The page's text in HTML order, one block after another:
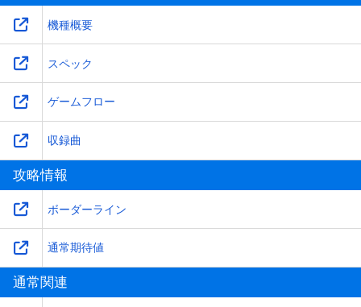
機種概要
スペック
ゲームフロー
収録曲
攻略情報
ボーダーライン
通常期待値
通常関連